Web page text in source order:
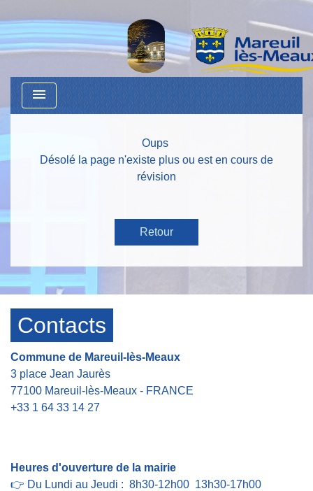
menu
Oups
Désolé la page n'existe plus ou est en cours de
révision
Retour
Contacts
Commune de Mareuil-lès-Meaux
3 place Jean Jaurès
77100 Mareuil-lès-Meaux - FRANCE
+33 1 64 33 14 27
Heures d'ouverture de la mairie
👉 Du Lundi au Jeudi : 8h30-12h00 13h30-17h00